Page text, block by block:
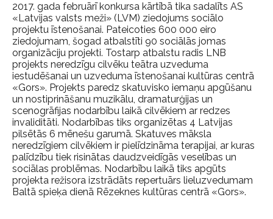
Kontakti
2017. gada februārī konkursa kārtībā tika sadalīts AS
«Latvijas valsts meži» (LVM) ziedojums sociālo
projektu īstenošanai. Pateicoties 600 000 eiro
ziedojumam, šogad atbalstīti 90 sociālās jomas
organizāciju projekti. Tostarp atbalstu radis LNB
projekts neredzīgu cilvēku teātra uzveduma
iestudēšanai un uzveduma īstenošanai kultūras centrā
«Gors». Projekts paredz skatuvisko iemaņu apgūšanu
un nostiprināšanu muzikālu, dramaturģijas un
scenogrāfijas nodarbību laikā cilvēkiem ar redzes
invaliditāti. Nodarbības tiks organizētas 4 Latvijas
pilsētās 6 mēnešu garumā. Skatuves māksla
neredzīgiem cilvēkiem ir pielīdzināma terapijai, ar kuras
palīdzību tiek risinātas daudzveidīgās veselības un
sociālas problēmas. Nodarbību laikā tiks apgūts
projekta režisora izstrādāts repertuārs lieluzvedumam
Baltā spieķa dienā Rēzeknes kultūras centrā «Gors».